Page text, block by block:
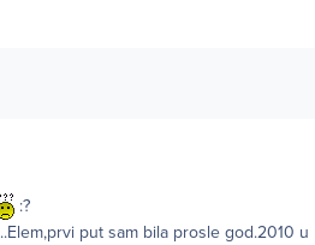
:?
put sam bila prosle god.2010 u